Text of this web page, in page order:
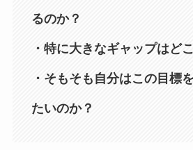
るのか？
・特に大きなギャップはど
・そもそも自分はこの目標
たいのか？